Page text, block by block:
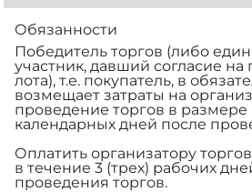
Обязанности
Победитель торгов (либо
участник, давший согласие
лота), т.е. покупатель, в
возмещает затраты на
проведение торгов в размере
календарных дней после
Оплатить организатору
в течение 3 (трех) рабочих
проведения торгов.